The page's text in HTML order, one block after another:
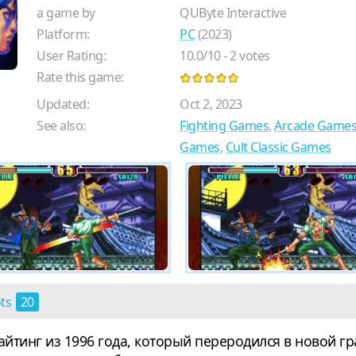
a game by
QUByte Interactive
Platform:
PC(2023)
User Rating:
10.0/10-2votes
Rate this game:
Updated:
Oct 2, 2023
See also:
Fighting Games,Arcade Games
Games, Cult Classic Games
20
из 1996 года, который переродился в новой